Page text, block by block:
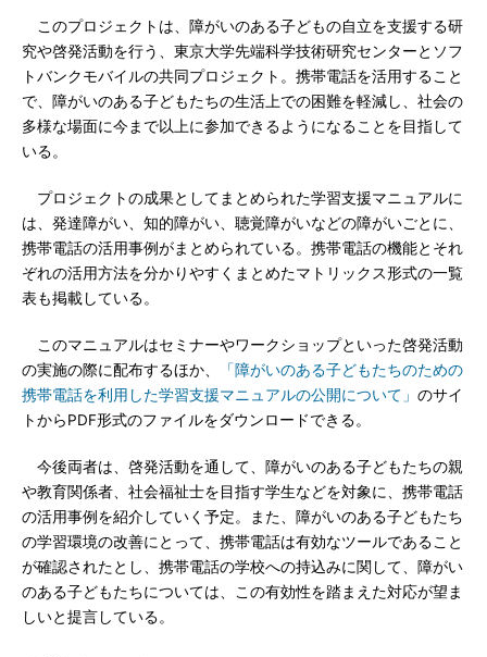
このプロジェクトは、障がいのある子どもの自立を支援する研
究や啓発活動を行う、東京大学先端科学技術研究センターとソフ
トバンクモバイルの共同プロジェクト。携帯電話を活用すること
で、障がいのある子どもたちの生活上での困難を軽減し、社会の
多様な場面に今まで以上に参加できるようになることを目指して
いる。
プロジェクトの成果としてまとめられた学習支援マニュアルに
は、発達障がい、知的障がい、聴覚障がいなどの障がいごとに、
携帯電話の活用事例がまとめられている。携帯電話の機能とそれ
ぞれの活用方法を分かりやすくまとめたマトリックス形式の一覧
表も掲載している。
このマニュアルはセミナーやワークショップといった啓発活動
の実施の際に配布するほか、
「障がいのある子どもたちのための
携帯電話を利用した学習支援マニュアルの公開について」 のサイ
トからPDF形式のファイルをダウンロードできる。
今後両者は、啓発活動を通して、障がいのある子どもたちの親
や教育関係者、社会福祉士を目指す学生などを対象に、携帯電話
の活用事例を紹介していく予定。また、障がいのある子どもたち
の学習環境の改善にとって、携帯電話は有効なツールであること
が確認されたとし、携帯電話の学校への持込みに関して、障がい
のある子どもたちについては、この有効性を踏まえた対応が望ま
しいと提言している。